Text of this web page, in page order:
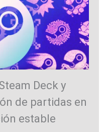
Deck y
de partidas en
estable